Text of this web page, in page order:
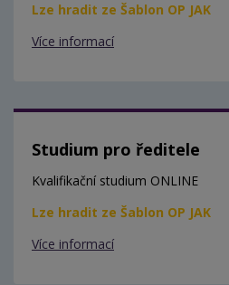
Lze hradit ze Šablon OP JAK
Více informací
Studium pro ředitele
Kvalifikační studium ONLINE
Lze hradit ze Šablon OP JAK
Více informací